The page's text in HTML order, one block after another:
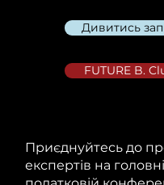
Дивитись
FUTURE B.
Приєднуйтесь до
експертів на